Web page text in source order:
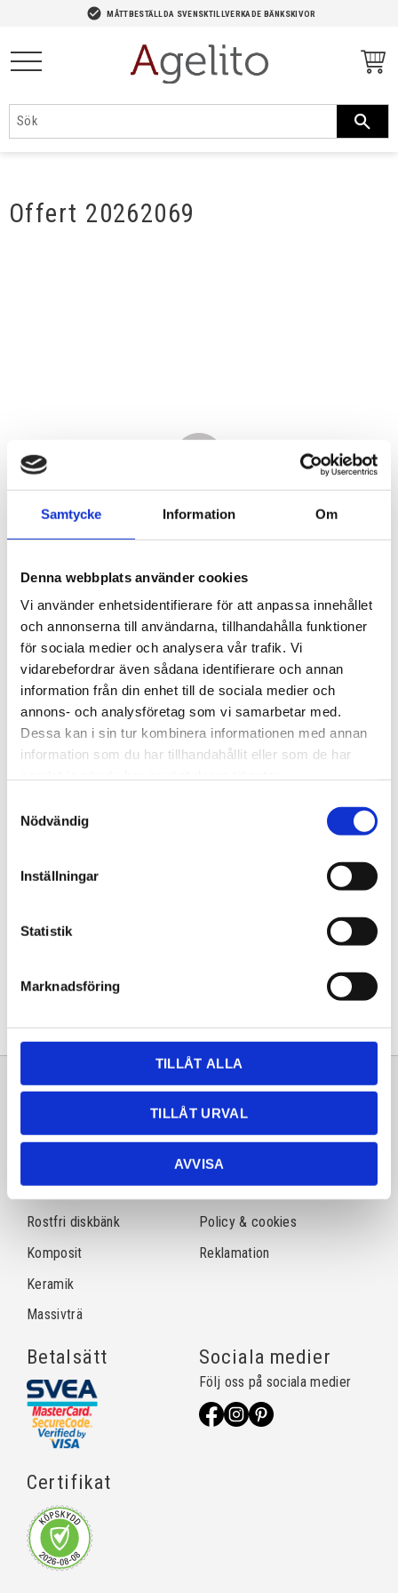
Samtycke Information Om
Denna webbplats använder cookies
Vi använder enhetsidentifierare för att anpassa innehållet
och annonserna till användarna, tillhandahålla funktioner
för sociala medier och analysera vår trafik. Vi
vidarebefordrar även sådana identifierare och annan
information från din enhet till de sociala medier och
annons- och analysföretag som vi samarbetar med.
Dessa kan i sin tur kombinera informationen med annan
information som du har tillhandahållit eller som de har
Nödvändig
Inställningar
Statistik
Marknadsföring
TILLÅT ALLA
TILLÅT URVAL
AVVISA
check_circle MÅTTBESTÄLLDA SVENSKTILLVERKADE BÄNKSKIVOR
Offert 20262069
7 290,00KR
Antal
Lagervara
Artikelnr
20262069
Sortiment
Natursten
Rostfri diskbänk
Komposit
Keramik
Massivträ
Information
Frågor & svar
Köpvillkor
Policy & cookies
Reklamation
Betalsätt
Certifikat
Sociala medier
Följ oss på sociala medier